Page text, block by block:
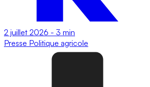
2 juillet 2026 - 3 min
Presse Politique agricole